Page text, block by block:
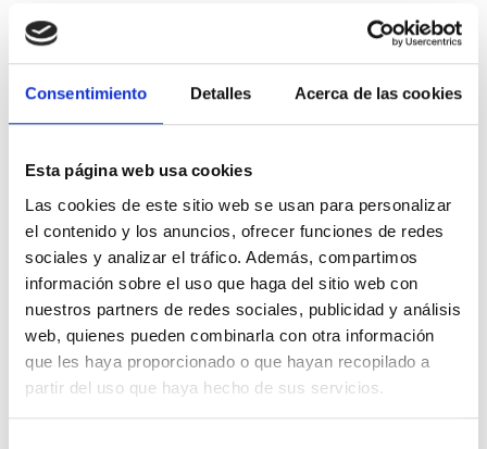
Consentimiento Detalles Acerca de las cookies
Esta página web usa cookies
Las cookies de este sitio web se usan para personalizar
el contenido y los anuncios, ofrecer funciones de redes
sociales y analizar el tráfico. Además, compartimos
información sobre el uso que haga del sitio web con
nuestros partners de redes sociales, publicidad y análisis
web, quienes pueden combinarla con otra información
que les haya proporcionado o que hayan recopilado a
partir del uso que haya hecho de sus servicios.
aire retro y deportivo que captura la esencia vibrante
de la marca.
Está confeccionado en un tejido de punto elástico de
alta calidad que ofrece una suavidad excepcional y
presenta un corte sin mangas con cuello redondo y
una estructura reforzada en la zona del pecho que
garantiza una sujeción cómoda y segura. La longitud
mini y el ajuste "bodycon" proporcionan una apariencia
moderna y estilizada, mientras que la mezcla de fibras
transpirables asegura que la prenda mantenga su
forma original tras cada uso. El cierre de cremallera
discreto en la parte posterior facilita el calce,
manteniendo la continuidad de sus líneas limpias y